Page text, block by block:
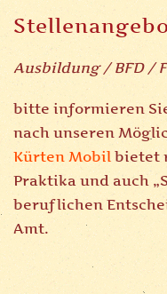
Ausbildung / BFD /
bitte informieren
nach unseren
Kürten Mobilbietet
Praktika und auch
beruflichen
Amt.